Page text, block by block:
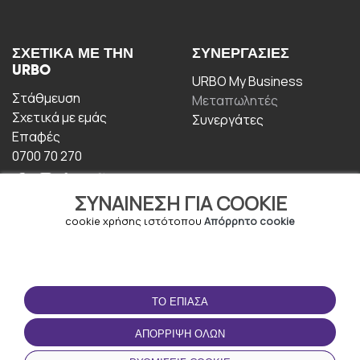
ΣΥΝΑΊΝΕΣΗ ΓΙΑ COOKIE
cookie χρήσης ιστότοπου Απόρρητο cookie
ΤΟ ΈΠΙΑΣΑ
ΑΠΌΡΡΙΨΗ ΌΛΩΝ
ΣΧΕΤΙΚΆ ΜΕ ΤΗΝ
URBO
Στάθμευση
Σχετικά με εμάς
Επαφές
0700 70 270
ΣΥΝΕΡΓΑΣΊΕΣ
URBO My Business
Μεταπωλητές
Συνεργάτες
ΟΡΟΙ ΧΡΉΣΗΣ
Οροι και Προϋποθέσεις
Πολιτική απορρήτου
ΚΑΤΕΒΆΣΤΕ ΤΗΝ
ΕΦΑΡΜΟΓΉ